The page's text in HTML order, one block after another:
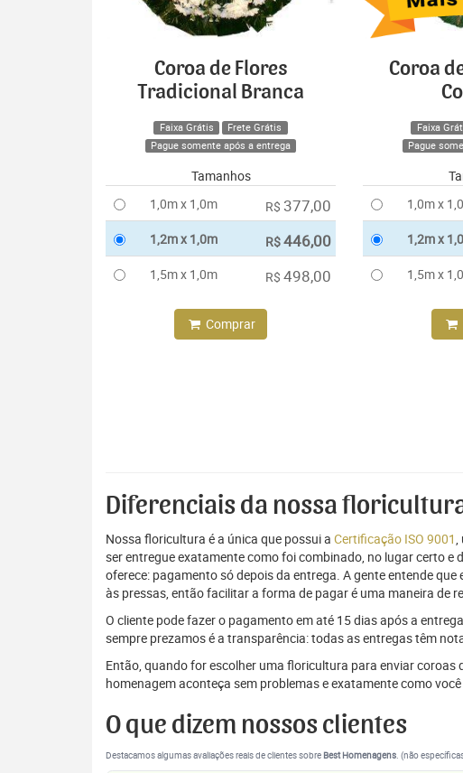
Coroa de Flores
Tradicional Branca
Faixa Grátis
Frete Grátis
Pague somente após a entrega
Tamanhos
1,0m x 1,0m
R$ 377,00
1,2m x 1,0m R$446,00
1,5m x 1,0m R$ 498,00
Comprar
Coroa
Faixa
Pague
1,0m x
1,2m x
1,5m x
Diferenciais da nossa
Nossa floricultura é a única que possui a Certificação ISO 9001,
ser entregue exatamente como foi combinado, no lugar certo
oferece: pagamento só depois da entrega. A gente entende
às pressas, então facilitar a forma de pagar é uma maneira de
O cliente pode fazer o pagamento em até 15 dias após a
sempre prezamos é a transparência: todas as entregas têm
Então, quando for escolher uma floricultura para enviar coroas
homenagem aconteça sem problemas e exatamente como
O que dizem nossos clientes
Destacamos algumas avaliações reais de clientes sobreBest Homenagens. (não